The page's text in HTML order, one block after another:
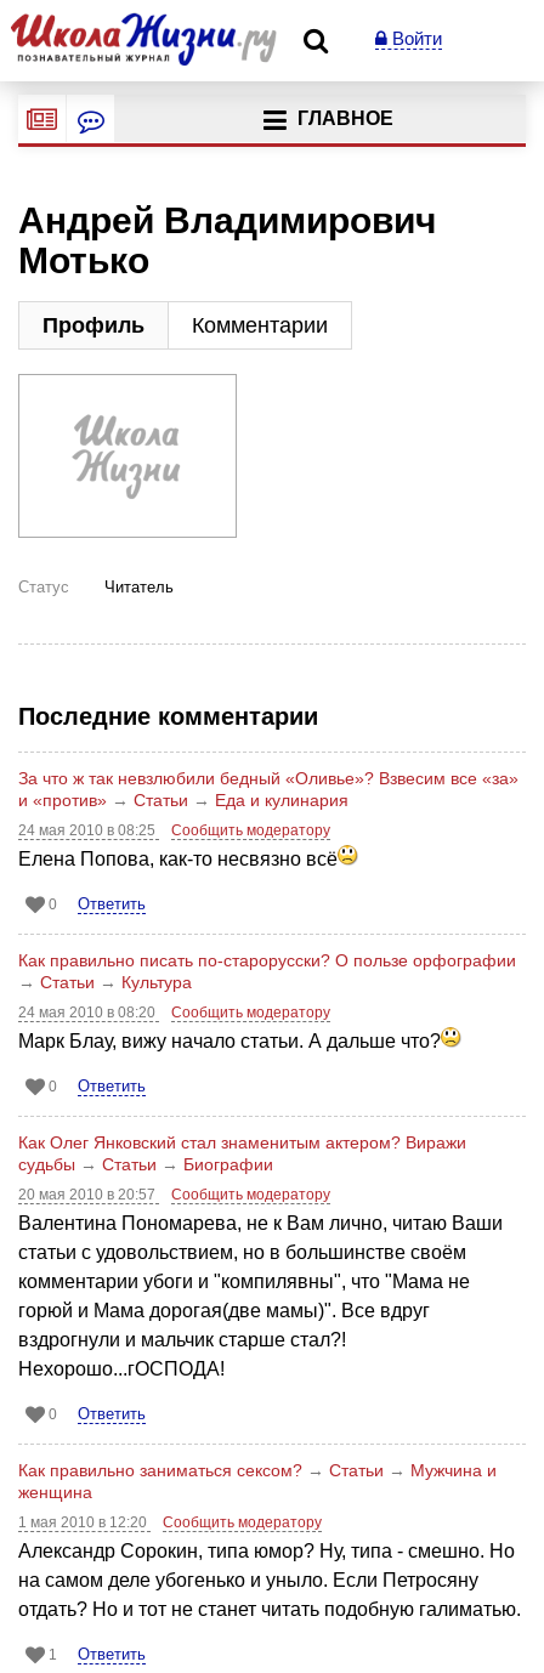
Войти
ГЛАВНОЕ
Андрей Владимирович
Мотько
Профиль Комментарии
Статус Читатель
Последние комментарии
За что ж так невзлюбили бедный «Оливье»? Взвесим все «за»
и «против» → Статьи → Еда и кулинария
24 мая 2010 в 08:25 Сообщить модератору
Елена Попова, как-то несвязно всё
0 Ответить
Как правильно писать по-старорусски? О пользе орфографии
→ Статьи → Культура
24 мая 2010 в 08:20 Сообщить модератору
Марк Блау, вижу начало статьи. А дальше что?
0 Ответить
Как Олег Янковский стал знаменитым актером? Виражи
судьбы → Статьи → Биографии
20 мая 2010 в 20:57 Сообщить модератору
Валентина Пономарева, не к Вам лично, читаю Ваши
статьи с удовольствием, но в большинстве своём
комментарии убоги и "компилявны", что "Мама не
горюй и Мама дорогая(две мамы)". Все вдруг
вздрогнули и мальчик старше стал?!
Нехорошо...гОСПОДА!
0 Ответить
Как правильно заниматься сексом? → Статьи → Мужчина и
женщина
1 мая 2010 в 12:20 Сообщить модератору
Александр Сорокин, типа юмор? Ну, типа - смешно. Но
на самом деле убогенько и уныло. Если Петросяну
отдать? Но и тот не станет читать подобную галиматью.
1 Ответить